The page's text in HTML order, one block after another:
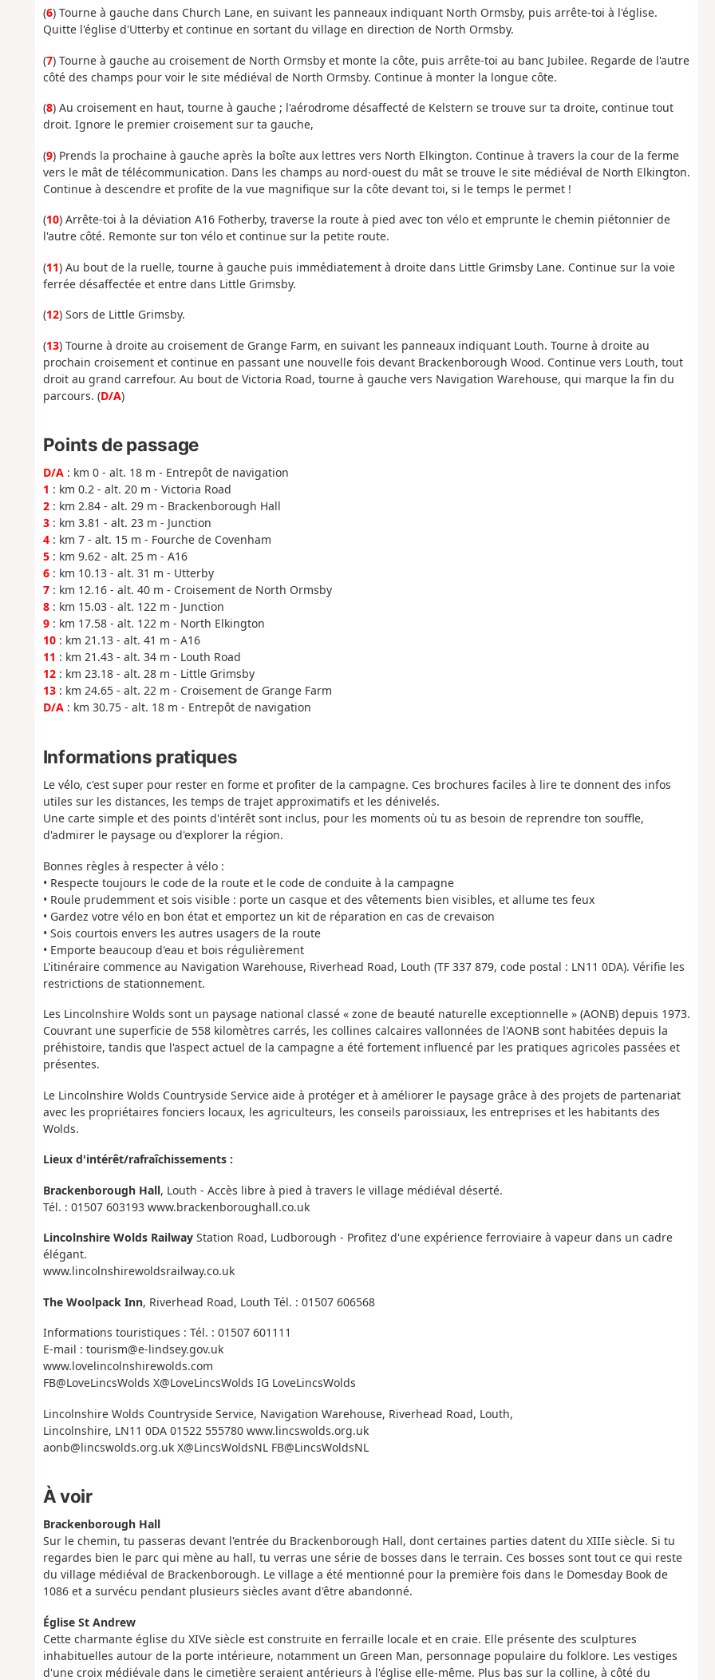
(6) Tourne à gauche dans Church Lane, en suivant les panneaux indiquant North Ormsby, puis arrête-toi à l'église.
Quitte l'église d'Utterby et continue en sortant du village en direction de North Ormsby.
(7) Tourne à gauche au croisement de North Ormsby et monte la côte, puis arrête-toi au banc Jubilee. Regarde de l'autre
côté des champs pour voir le site médiéval de North Ormsby. Continue à monter la longue côte.
(8) Au croisement en haut, tourne à gauche ; l'aérodrome désaffecté de Kelstern se trouve sur ta droite, continue tout
droit. Ignore le premier croisement sur ta gauche,
(9) Prends la prochaine à gauche après la boîte aux lettres vers North Elkington. Continue à travers la cour de la ferme
vers le mât de télécommunication. Dans les champs au nord-ouest du mât se trouve le site médiéval de North Elkington.
Continue à descendre et profite de la vue magnifique sur la côte devant toi, si le temps le permet !
(10) Arrête-toi à la déviation A16 Fotherby, traverse la route à pied avec ton vélo et emprunte le chemin piétonnier de
l'autre côté. Remonte sur ton vélo et continue sur la petite route.
(11) Au bout de la ruelle, tourne à gauche puis immédiatement à droite dans Little Grimsby Lane. Continue sur la voie
ferrée désaffectée et entre dans Little Grimsby.
(12) Sors de Little Grimsby.
(13) Tourne à droite au croisement de Grange Farm, en suivant les panneaux indiquant Louth. Tourne à droite au
prochain croisement et continue en passant une nouvelle fois devant Brackenborough Wood. Continue vers Louth, tout
droit au grand carrefour. Au bout de Victoria Road, tourne à gauche vers Navigation Warehouse, qui marque la fin du
parcours. (D/A)
Points de passage
D/A: km 0 - alt. 18 m - Entrepôt de navigation
1 : km 0.2 - alt. 20 m - Victoria Road
2: km 2.84 - alt. 29 m - Brackenborough Hall
3: km 3.81 - alt. 23 m - Junction
4: km 7 - alt. 15 m - Fourche de Covenham
5: km 9.62 - alt. 25 m - A16
6: km 10.13 - alt. 31 m - Utterby
7: km 12.16 - alt. 40 m - Croisement de North Ormsby
8: km 15.03 - alt. 122 m - Junction
9: km 17.58 - alt. 122 m - North Elkington
10: km 21.13 - alt. 41 m - A16
11 : km 21.43 - alt. 34 m - Louth Road
12: km 23.18 - alt. 28 m - Little Grimsby
13: km 24.65 - alt. 22 m - Croisement de Grange Farm
D/A: km 30.75 - alt. 18 m - Entrepôt de navigation
Informations pratiques
Le vélo, c'est super pour rester en forme et profiter de la campagne. Ces brochures faciles à lire te donnent des infos
utiles sur les distances, les temps de trajet approximatifs et les dénivelés.
Une carte simple et des points d'intérêt sont inclus, pour les moments où tu as besoin de reprendre ton souffle,
d'admirer le paysage ou d'explorer la région.
Bonnes règles à respecter à vélo :
• Respecte toujours le code de la route et le code de conduite à la campagne
• Roule prudemment et sois visible : porte un casque et des vêtements bien visibles, et allume tes feux
• Gardez votre vélo en bon état et emportez un kit de réparation en cas de crevaison
• Sois courtois envers les autres usagers de la route
• Emporte beaucoup d'eau et bois régulièrement
L'itinéraire commence au Navigation Warehouse, Riverhead Road, Louth (TF 337 879, code postal : LN11 0DA). Vérifie les
restrictions de stationnement.
Les Lincolnshire Wolds sont un paysage national classé « zone de beauté naturelle exceptionnelle » (AONB) depuis 1973.
Couvrant une superficie de 558 kilomètres carrés, les collines calcaires vallonnées de l'AONB sont habitées depuis la
préhistoire, tandis que l'aspect actuel de la campagne a été fortement influencé par les pratiques agricoles passées et
présentes.
Le Lincolnshire Wolds Countryside Service aide à protéger et à améliorer le paysage grâce à des projets de partenariat
avec les propriétaires fonciers locaux, les agriculteurs, les conseils paroissiaux, les entreprises et les habitants des
Wolds.
Lieux d'intérêt/rafraîchissements :
Brackenborough Hall, Louth - Accès libre à pied à travers le village médiéval déserté.
Tél. : 01507 603193 www.brackenboroughall.co.uk
Lincolnshire Wolds RailwayStation Road, Ludborough - Profitez d'une expérience ferroviaire à vapeur dans un cadre
élégant.
www.lincolnshirewoldsrailway.co.uk
The Woolpack Inn, Riverhead Road, Louth Tél. : 01507 606568
Informations touristiques : Tél. : 01507 601111
E-mail : tourism@e-lindsey.gov.uk
www.lovelincolnshirewolds.com
FB@LoveLincsWolds X@LoveLincsWolds IG LoveLincsWolds
Lincolnshire Wolds Countryside Service, Navigation Warehouse, Riverhead Road, Louth,
Lincolnshire, LN11 0DA 01522 555780 www.lincswolds.org.uk
aonb@lincswolds.org.uk X@LincsWoldsNL FB@LincsWoldsNL
À voir
Brackenborough Hall
Sur le chemin, tu passeras devant l'entrée du Brackenborough Hall, dont certaines parties datent du XIIIe siècle. Si tu
regardes bien le parc qui mène au hall, tu verras une série de bosses dans le terrain. Ces bosses sont tout ce qui reste
du village médiéval de Brackenborough. Le village a été mentionné pour la première fois dans le Domesday Book de
1086 et a survécu pendant plusieurs siècles avant d'être abandonné.
Église St Andrew
Cette charmante église du XIVe siècle est construite en ferraille locale et en craie. Elle présente des sculptures
inhabituelles autour de la porte intérieure, notamment un Green Man, personnage populaire du folklore. Les vestiges
d'une croix médiévale dans le cimetière seraient antérieurs à l'église elle-même. Plus bas sur la colline, à côté du